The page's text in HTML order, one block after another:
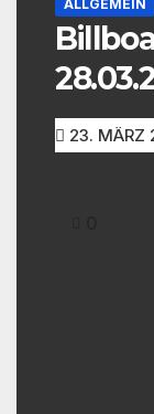
ALLGEMEIN
23. MÄRZ